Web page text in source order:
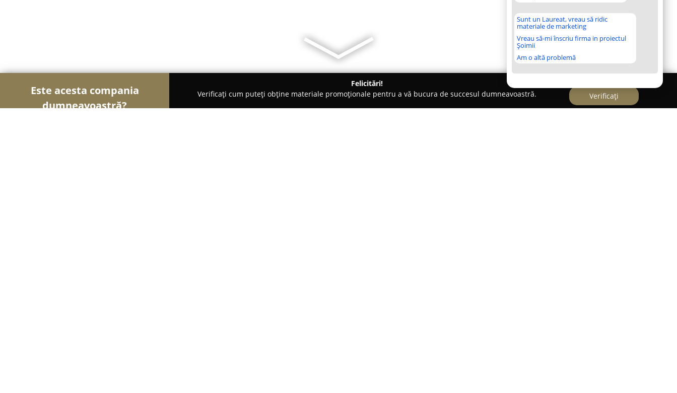
Sunt un Laureat, vreau să ridic
materiale de marketing
Vreau să-mi înscriu firma in proiectul
Șoimii
Am o altă problemă
Este acesta compania
dumneavoastră?
Felicitări!
Verificați cum puteți obține materiale promoționale pentru a vă bucura de succesul dumneavoastră.
Verificați